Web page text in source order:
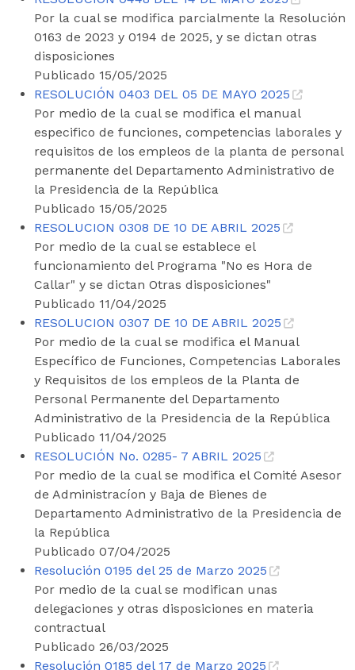
Por la cual se modifica parcialmente la Resolución
0163 de 2023 y 0194 de 2025, y se dictan otras
disposiciones
Publicado 15/05/2025
RESOLUCIÓN 0403 DEL 05 DE MAYO 2025
Por medio de la cual se modifica el manual
especifico de funciones, competencias laborales y
requisitos de los empleos de la planta de personal
permanente del Departamento Administrativo de
la Presidencia de la República
Publicado 15/05/2025
RESOLUCION 0308 DE 10 DE ABRIL 2025
Por medio de la cual se establece el
funcionamiento del Programa "No es Hora de
Callar" y se dictan Otras disposiciones"
Publicado 11/04/2025
RESOLUCION 0307 DE 10 DE ABRIL 2025
Por medio de la cual se modifica el Manual
Específico de Funciones, Competencias Laborales
y Requisitos de los empleos de la Planta de
Personal Permanente del Departamento
Administrativo de la Presidencia de la República
Publicado 11/04/2025
RESOLUCIÓN No. 0285- 7 ABRIL 2025
Por medio de la cual se modifica el Comité Asesor
de Administracíon y Baja de Bienes de
Departamento Administrativo de la Presidencia de
la República
Publicado 07/04/2025
Resolución 0195 del 25 de Marzo 2025
Por medio de la cual se modifican unas
delegaciones y otras disposiciones en materia
contractual
Publicado 26/03/2025
Resolución 0185 del 17 de Marzo 2025